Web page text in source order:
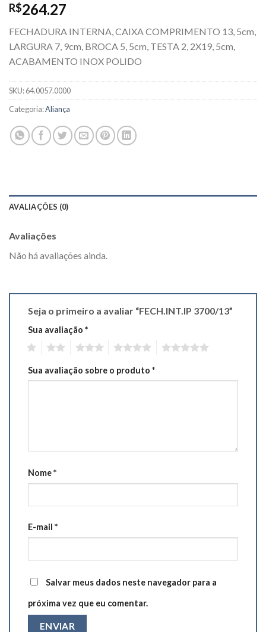
R$264.27
FECHADURA INTERNA, CAIXA COMPRIMENTO 13, 5cm,
LARGURA 7, 9cm, BROCA 5, 5cm, TESTA 2, 2X19, 5cm,
ACABAMENTO INOX POLIDO
SKU:64.0057.0000
Categoria:Aliança
AVALIAÇÕES (0)
Avaliações
Não há avaliações ainda.
Seja o primeiro a avaliar “FECH.INT.IP 3700/13”
Sua avaliação *
Sua avaliação sobre o produto *
Nome*
E-mail *
Salvar meus dados neste navegador para a
próxima vez que eu comentar.